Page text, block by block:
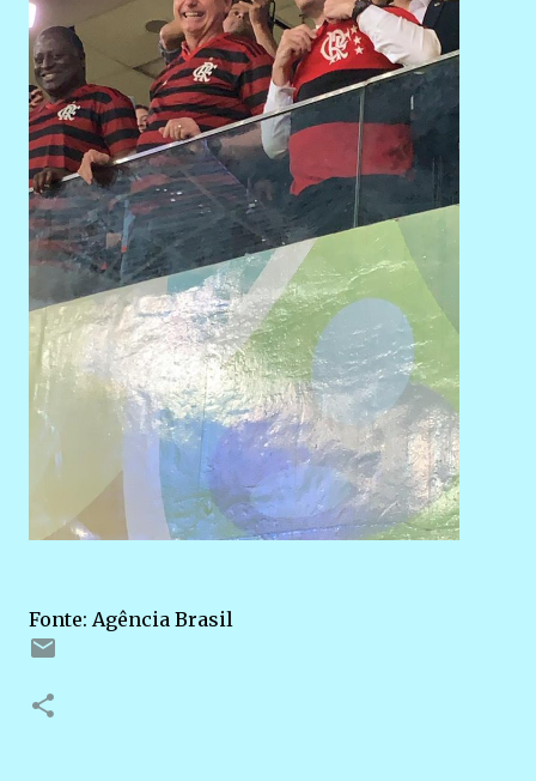
Fonte: Agência Brasil